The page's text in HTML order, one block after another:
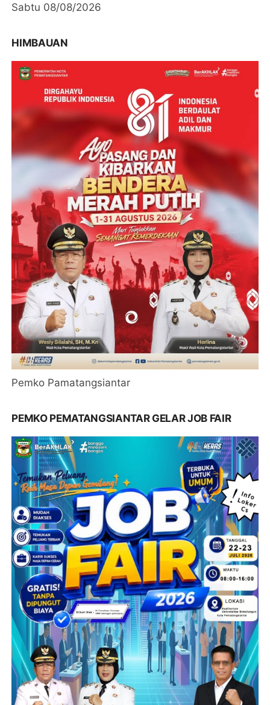
Sabtu 08/08/2026
HIMBAUAN
Pemko Pamatangsiantar
PEMKO PEMATANGSIANTAR GELAR JOB FAIR